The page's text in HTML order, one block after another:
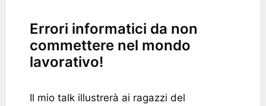
Errori informatici da non
commettere nel mondo
lavorativo!
Il mio talk illustrerà ai ragazzi del